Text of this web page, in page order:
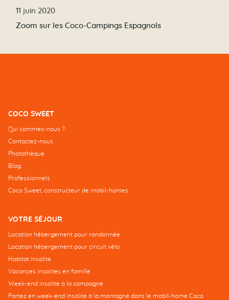
11 juin 2020
Zoom sur les Coco-Campings Espagnols
COCO SWEET
Qui sommes-nous ?
Contactez-nous
Photothèque
Blog
Professionnels
Coco Sweet, constructeur de mobil-homes
VOTRE SÉJOUR
Location hébergement pour randonnée
Location hébergement pour circuit vélo
Habitat insolite
Vacances insolites en famille
Week-end insolite à la campagne
Partez en week-end insolite à la montagne dans le mobil-home Coco